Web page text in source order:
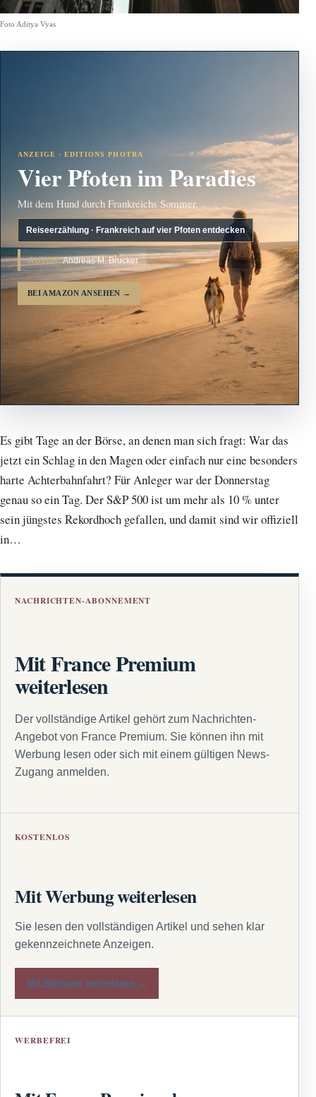
Foto Aditya Vyas
ANZEIGE · EDITIONS PHOTRA
Vier Pfoten im Paradies
Mit dem Hund durch Frankreichs Sommer.
Reiseerzählung · Frankreich auf vier Pfoten entdecken
AUTOR:Andreas M. Brucker
BEI AMAZON ANSEHEN →
Es gibt Tage an der Börse, an denen man sich fragt: War das
jetzt ein Schlag in den Magen oder einfach nur eine besonders
harte Achterbahnfahrt? Für Anleger war der Donnerstag
genau so ein Tag. Der S&P 500 ist um mehr als 10 % unter
sein jüngstes Rekordhoch gefallen, und damit sind wir offiziell
in…
NACHRICHTEN-ABONNEMENT
Mit France Premium
weiterlesen
Der vollständige Artikel gehört zum Nachrichten-
Angebot von France Premium. Sie können ihn mit
Werbung lesen oder sich mit einem gültigen News-
Zugang anmelden.
KOSTENLOS
Mit Werbung weiterlesen
Sie lesen den vollständigen Artikel und sehen klar
gekennzeichnete Anzeigen.
Mit Werbung weiterlesen →
WERBEFREI